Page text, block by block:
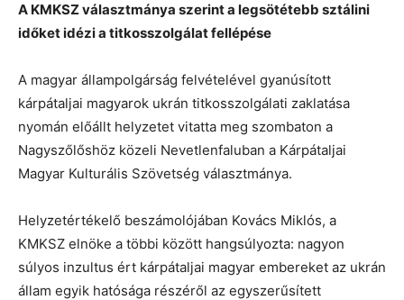
A KMKSZ választmánya szerint a legsötétebb sztálini
időket idézi a titkosszolgálat fellépése
A magyar állampolgárság felvételével gyanúsított
kárpátaljai magyarok ukrán titkosszolgálati zaklatása
nyomán előállt helyzetet vitatta meg szombaton a
Nagyszőlőshöz közeli Nevetlenfaluban a Kárpátaljai
Magyar Kulturális Szövetség választmánya.
Helyzetértékelő beszámolójában Kovács Miklós, a
KMKSZ elnöke a többi között hangsúlyozta: nagyon
súlyos inzultus ért kárpátaljai magyar embereket az ukrán
állam egyik hatósága részéről az egyszerűsített